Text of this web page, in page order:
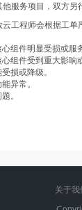
服务项目，双方另
工程师会根据工单
组件明显受损或服
组件受到重大影响
损或降级。
异常。
。
关于我